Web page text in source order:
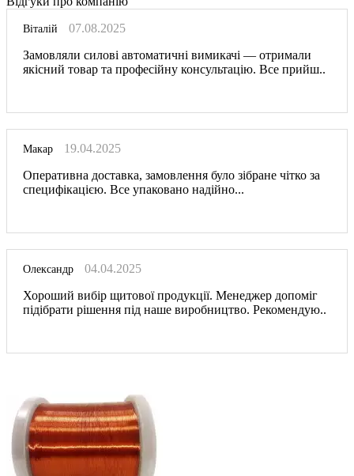
Віталій
07.08.2025
Замовляли силові автоматичні вимикачі — отримали
якісний товар та професійну консультацію. Все прийш..
Макар
19.04.2025
Оперативна доставка, замовлення було зібране чітко за
специфікацією. Все упаковано надійно...
Олександр
04.04.2025
Хороший вибір щитової продукції. Менеджер допоміг
підібрати рішення під наше виробництво. Рекомендую..